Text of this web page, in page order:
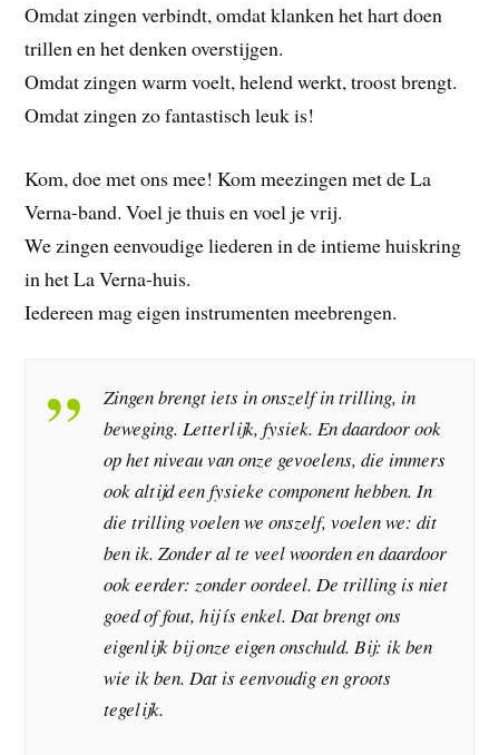
Omdat zingen verbindt, omdat klanken het hart doen
trillen en het denken overstijgen.
Omdat zingen warm voelt, helend werkt, troost brengt.
Omdat zingen zo fantastisch leuk is!
Kom, doe met ons mee! Kom meezingen met de La
Verna-band. Voel je thuis en voel je vrij.
We zingen eenvoudige liederen in de intieme huiskring
in het La Verna-huis.
Iedereen mag eigen instrumenten meebrengen.
Zingen brengt iets in onszelf in trilling, in
beweging. Letterlijk, fysiek. En daardoor ook
op het niveau van onze gevoelens, die immers
ook altijd een fysieke component hebben. In
die trilling voelen we onszelf, voelen we: dit
ben ik. Zonder al te veel woorden en daardoor
ook eerder: zonder oordeel. De trilling is niet
goed of fout, hijísenkel. Dat brengt ons
eigenlijk bij onze eigen onschuld. Bij: ik ben
wie ik ben. Dat is eenvoudig en groots
tegelijk.